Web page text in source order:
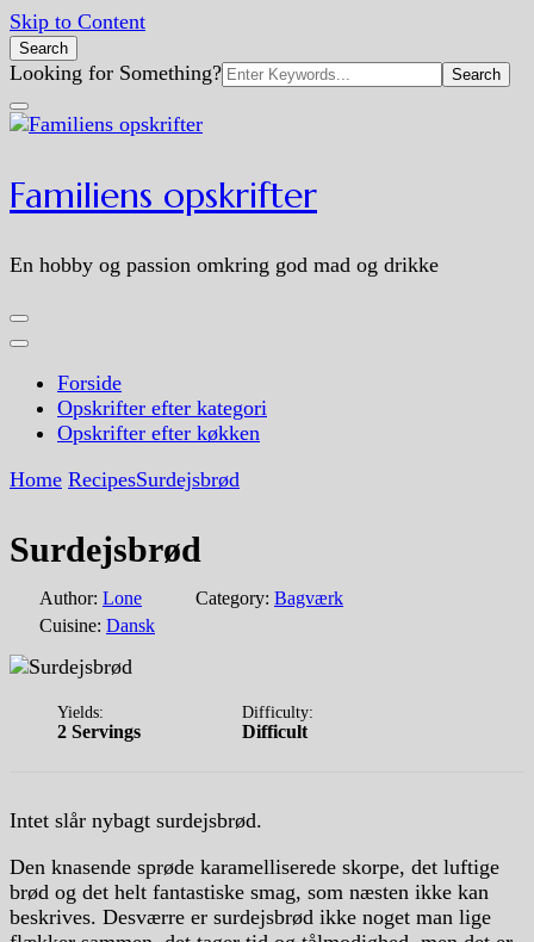
Skip to Content
Search
Search
for:
Looking for Something?
Familiens opskrifter
En hobby og passion omkring god mad og drikke
Forside
Opskrifter efter kategori
Opskrifter efter køkken
Home RecipesSurdejsbrød
Surdejsbrød
Author: Lone Category: Bagværk
Cuisine: Dansk
Yields:
2 Servings
Difficulty:
Difficult
Intet slår nybagt surdejsbrød.
Den knasende sprøde karamelliserede skorpe, det luftige
brød og det helt fantastiske smag, som næsten ikke kan
beskrives. Desværre er surdejsbrød ikke noget man lige